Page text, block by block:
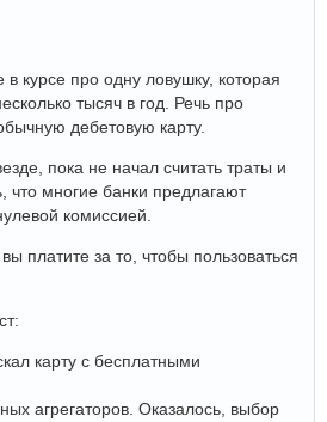
курсе про одну ловушку, которая
тысяч в год. Речь про
дебетовую карту.
пока не начал считать траты и
что многие банки предлагают
комиссией.
платите за то, чтобы пользоваться
карту с бесплатными
агрегаторов. Оказалось, выбор